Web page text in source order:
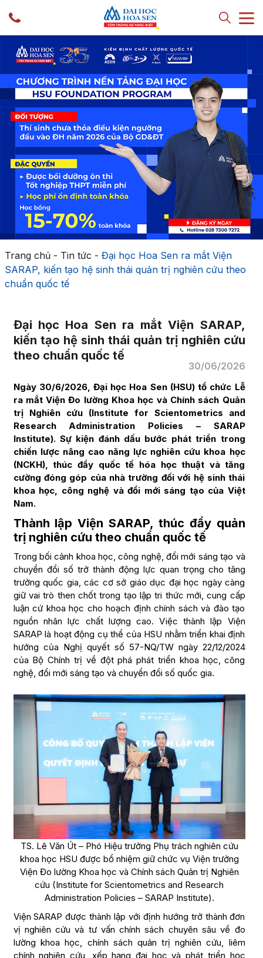
Trang chủ- Tin tức - Đại học Hoa Sen ra mắt Viện
SARAP, kiến tạo hệ sinh thái quản trị nghiên cứu theo
chuẩn quốc tế
Đại học Hoa Sen ra mắt Viện SARAP,
kiến tạo hệ sinh thái quản trị nghiên cứu
theo chuẩn quốc tế
30/06/2026
Ngày 30/6/2026, Đại học Hoa Sen (HSU) tổ chức Lễ
ra mắt Viện Đo lường Khoa học và Chính sách Quản
trị Nghiên cứu (Institute for Scientometrics and
Research Administration Policies – SARAP
Institute). Sự kiện đánh dấu bước phát triển trong
chiến lược nâng cao năng lực nghiên cứu khoa học
(NCKH), thúc đẩy quốc tế hóa học thuật và tăng
cường đóng góp của nhà trường đối với hệ sinh thái
khoa học, công nghệ và đổi mới sáng tạo của Việt
Nam.
Thành lập Viện SARAP, thúc đẩy quản
trị nghiên cứu theo chuẩn quốc tế
Trong bối cảnh khoa học, công nghệ, đổi mới sáng tạo và
chuyển đổi số trở thành động lực quan trọng cho tăng
trưởng quốc gia, các cơ sở giáo dục đại học ngày càng
giữ vai trò then chốt trong tạo lập tri thức mới, cung cấp
luận cứ khoa học cho hoạch định chính sách và đào tạo
nguồn nhân lực chất lượng cao. Việc thành lập Viện
SARAP là hoạt động cụ thể của HSU nhằm triển khai định
hướng của Nghị quyết số 57-NQ/TW ngày 22/12/2024
của Bộ Chính trị về đột phá phát triển khoa học, công
nghệ, đổi mới sáng tạo và chuyển đổi số quốc gia.
TS. Lê Văn Út – Phó Hiệu trưởng Phụ trách nghiên cứu
khoa học HSU được bổ nhiệm giữ chức vụ Viện trưởng
Viện Đo lường Khoa học và Chính sách Quản trị Nghiên
cứu (Institute for Scientometrics and Research
Administration Policies – SARAP Institute).
Viện SARAP được thành lập với định hướng trở thành đơn
vị nghiên cứu và tư vấn chính sách chuyên sâu về đo
lường khoa học, chính sách quản trị nghiên cứu, liêm
chính nghiên cứu, xếp hạng đại học và phát triển học